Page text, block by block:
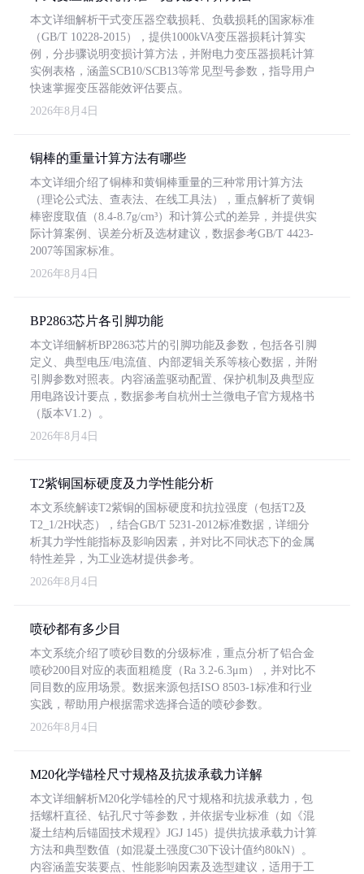
本文详细解析干式变压器空载损耗、负载损耗的国家标准
（GB/T 10228-2015），提供1000kVA变压器损耗计算实
例，分步骤说明变损计算方法，并附电力变压器损耗计算
实例表格，涵盖SCB10/SCB13等常见型号参数，指导用户
快速掌握变压器能效评估要点。
2026年8月4日
铜棒的重量计算方法有哪些
本文详细介绍了铜棒和黄铜棒重量的三种常用计算方法
（理论公式法、查表法、在线工具法），重点解析了黄铜
棒密度取值（8.4-8.7g/cm³）和计算公式的差异，并提供实
际计算案例、误差分析及选材建议，数据参考GB/T 4423-
2007等国家标准。
2026年8月4日
BP2863芯片各引脚功能
本文详细解析BP2863芯片的引脚功能及参数，包括各引脚
定义、典型电压/电流值、内部逻辑关系等核心数据，并附
引脚参数对照表。内容涵盖驱动配置、保护机制及典型应
用电路设计要点，数据参考自杭州士兰微电子官方规格书
（版本V1.2）。
2026年8月4日
T2紫铜国标硬度及力学性能分析
本文系统解读T2紫铜的国标硬度和抗拉强度（包括T2及
T2_1/2H状态），结合GB/T 5231-2012标准数据，详细分
析其力学性能指标及影响因素，并对比不同状态下的金属
特性差异，为工业选材提供参考。
2026年8月4日
喷砂都有多少目
本文系统介绍了喷砂目数的分级标准，重点分析了铝合金
喷砂200目对应的表面粗糙度（Ra 3.2-6.3μm），并对比不
同目数的应用场景。数据来源包括ISO 8503-1标准和行业
实践，帮助用户根据需求选择合适的喷砂参数。
2026年8月4日
M20化学锚栓尺寸规格及抗拔承载力详解
本文详细解析M20化学锚栓的尺寸规格和抗拔承载力，包
括螺杆直径、钻孔尺寸等参数，并依据专业标准（如《混
凝土结构后锚固技术规程》JGJ 145）提供抗拔承载力计算
方法和典型数值（如混凝土强度C30下设计值约80kN）。
内容涵盖安装要点、性能影响因素及选型建议，适用于工